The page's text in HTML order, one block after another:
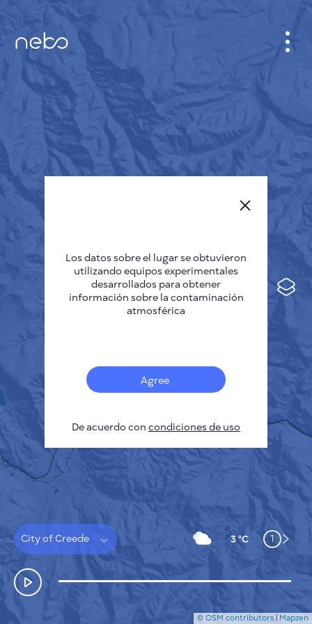
Manchas térmicas
City of Creede 3 °C 1
GABINETE
PLANO DE LA CIUDAD
SENSOR NEBO
QUIÉNES SOMOS
Deutsch
Español
Français
CÓMO FUNCIONA
POLÍTICA DE PRIVACIDAD
CONDICIONES GENERALES
GUÍA DE INSTALACIÓN
API
FAQ
CONTACTE CON NOSOTROS
© OSM contributors | Mapzen
Los datos sobre el lugar se obtuvieron
utilizando equipos experimentales
desarrollados para obtener
información sobre la contaminación
atmosférica
Agree
De acuerdo con condiciones de uso